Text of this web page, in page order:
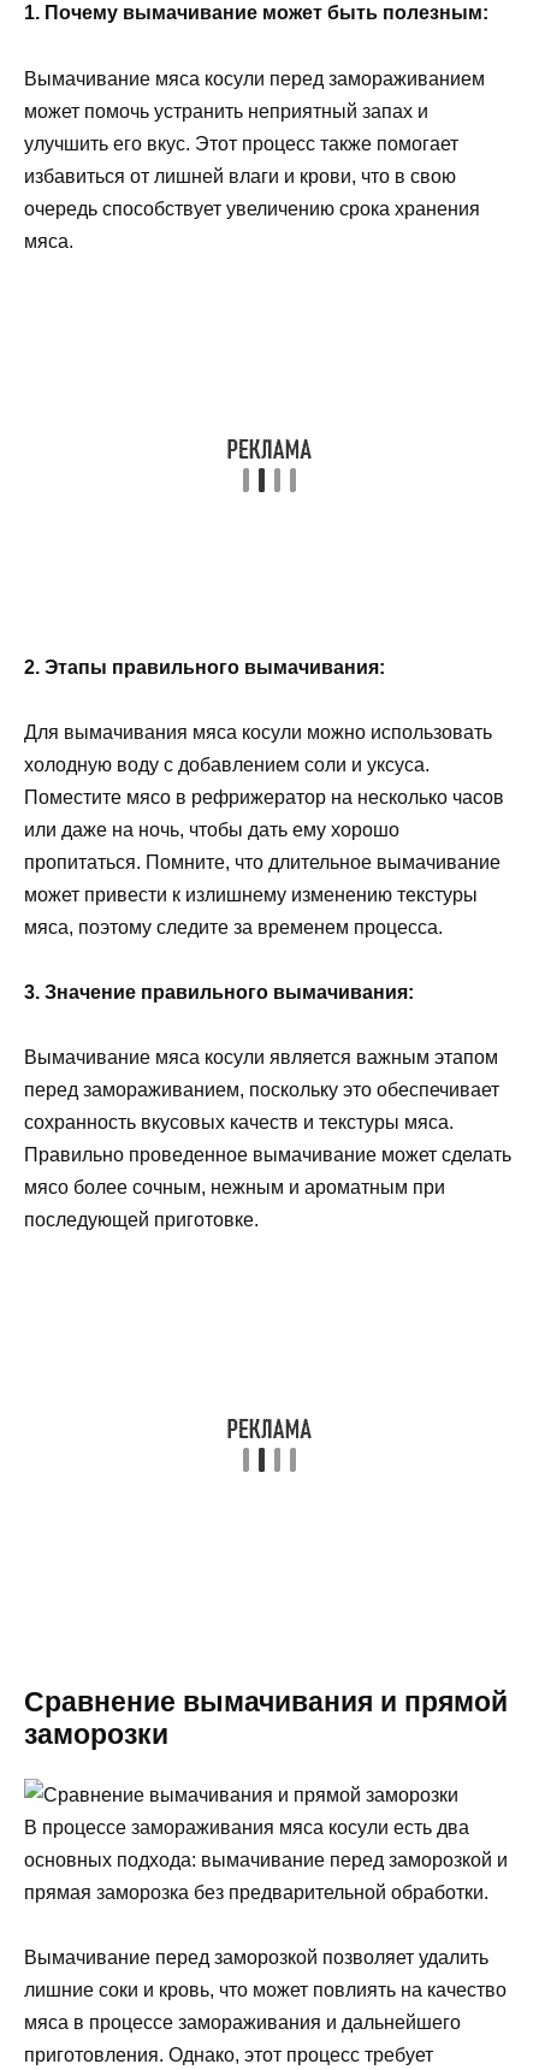
1. Почему вымачивание может быть полезным:
Вымачивание мяса косули перед замораживанием
может помочь устранить неприятный запах и
улучшить его вкус. Этот процесс также помогает
избавиться от лишней влаги и крови, что в свою
очередь способствует увеличению срока хранения
мяса.
2. Этапы правильного вымачивания:
Для вымачивания мяса косули можно использовать
холодную воду с добавлением соли и уксуса.
Поместите мясо в рефрижератор на несколько часов
или даже на ночь, чтобы дать ему хорошо
пропитаться. Помните, что длительное вымачивание
может привести к излишнему изменению текстуры
мяса, поэтому следите за временем процесса.
3. Значение правильного вымачивания:
Вымачивание мяса косули является важным этапом
перед замораживанием, поскольку это обеспечивает
сохранность вкусовых качеств и текстуры мяса.
Правильно проведенное вымачивание может сделать
мясо более сочным, нежным и ароматным при
последующей приготовке.
Сравнение вымачивания и прямой
заморозки
В процессе замораживания мяса косули есть два
основных подхода: вымачивание перед заморозкой и
прямая заморозка без предварительной обработки.
Вымачивание перед заморозкой позволяет удалить
лишние соки и кровь, что может повлиять на качество
мяса в процессе замораживания и дальнейшего
приготовления. Однако, этот процесс требует